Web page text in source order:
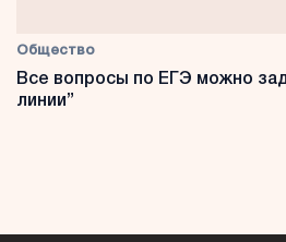
Общество
Все вопросы по ЕГЭ можно
линии”